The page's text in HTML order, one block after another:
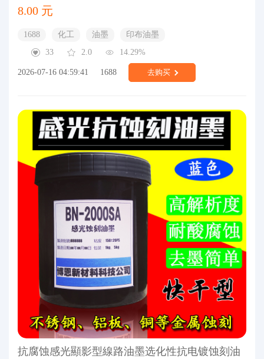
8.00 元
1688 化工 油墨
印布油墨
33
2.0 14.29%
2026-07-16 04:59:41 1688 去购买
抗腐蚀感光顯影型線路油墨选化性抗电镀蚀刻油